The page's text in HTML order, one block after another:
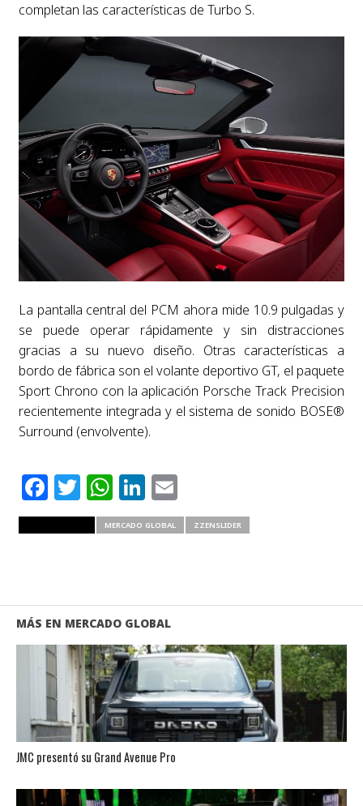
completan las características de Turbo S.
La pantalla central del PCM ahora mide 10.9 pulgadas y
se puede operar rápidamente y sin distracciones
gracias a su nuevo diseño. Otras características a
bordo de fábrica son el volante deportivo GT, el paquete
Sport Chrono con la aplicación Porsche Track Precision
recientemente integrada y el sistema de sonido BOSE®
Surround (envolvente).
Facebook
Twitter
WhatsApp
LinkedIn
Email
MERCADO GLOBAL ZZENSLIDER
MÁS EN MERCADO GLOBAL
JMC presentó su Grand Avenue Pro